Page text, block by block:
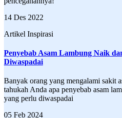
14 Des 2022
Artikel Inspirasi
Penyebab Asam Lambung Naik
Diwaspadai
Banyak orang yang mengalami sakit
tahukah Anda apa penyebab asam
yang perlu diwaspadai
05 Feb 2024